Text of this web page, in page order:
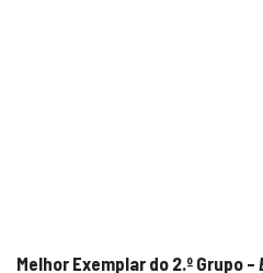
Melhor Exemplar do 2.º Grupo –